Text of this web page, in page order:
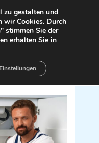
zu gestalten und
wir Cookies. Durch
stimmen Sie der
erhalten Sie in
Einstellungen